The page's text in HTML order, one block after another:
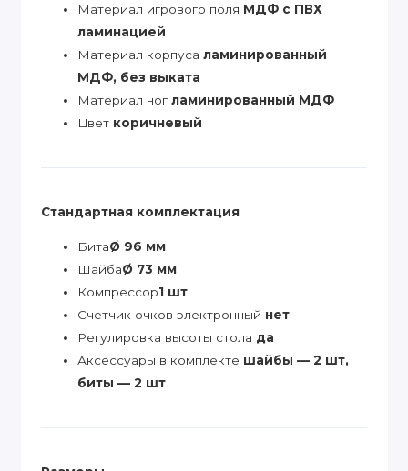
Материал игрового поля МДФ с ПВХ
ламинацией
Материал корпуса ламинированный
МДФ, без выката
Материал ног ламинированный МДФ
Цвет коричневый
Стандартная комплектация
БитаØ 96 мм
ШайбаØ 73 мм
Компрессор1 шт
Счетчик очков электронный нет
Регулировка высоты стола да
Аксессуары в комплекте шайбы — 2 шт,
биты — 2 шт